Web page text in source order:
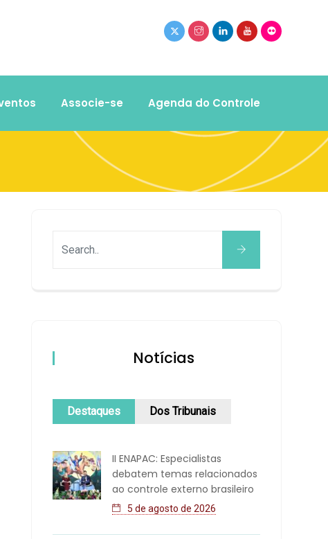
Associe-se Agenda do Controle
Notícias
Destaques Dos Tribunais
II ENAPAC: Especialistas
debatem temas relacionados
ao controle externo brasileiro
5 de agosto de 2026